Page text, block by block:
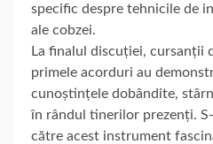
specific despre tehnicile de
ale cobzei.
La finalul discuției, cursanții
primele acorduri au
cunoștințele dobândite,
în rândul tinerilor prezenți.
către acest instrument